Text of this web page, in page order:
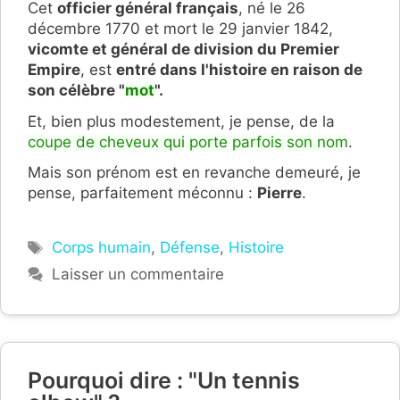
Cet officier général français, né le 26
décembre 1770 et mort le 29 janvier 1842,
vicomte et général de division du Premier
Empire, est entré dans l'histoire en raison de
son célèbre "mot".
Et, bien plus modestement, je pense, de la
coupe de cheveux qui porte parfois son nom.
Mais son prénom est en revanche demeuré, je
pense, parfaitement méconnu : Pierre.
Étiquettes
Corps humain, Défense, Histoire
Laisser un commentaire
Pourquoi dire : "Un tennis